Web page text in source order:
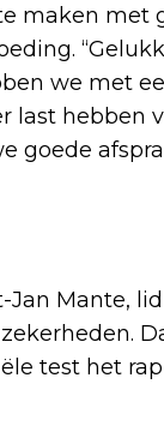
maken met
we met
hebben
goede
Mante,
test het